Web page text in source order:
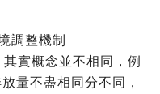
調整機制
實概念並不相同，例
量不盡相同分不同，